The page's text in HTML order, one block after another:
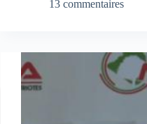
13 commentaires